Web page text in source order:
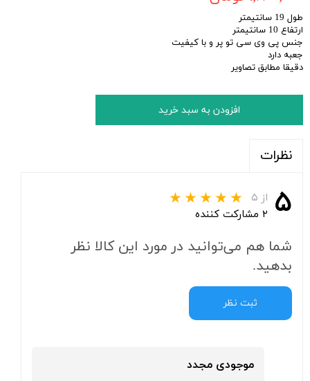
طول 19 سانتیمتر
ارتفاع 10 سانتیمتر
جنس پی وی سی تو پر و با کیفیت
جعبه دارد
دقیقا مطابق تصاویر
افزودن به سبد خرید
نظرات
۵ از ۵
۲ مشارکت کننده
شما هم می‌توانید در مورد این کالا نظر
بدهید.
ثبت نظر
موجودی مجدد